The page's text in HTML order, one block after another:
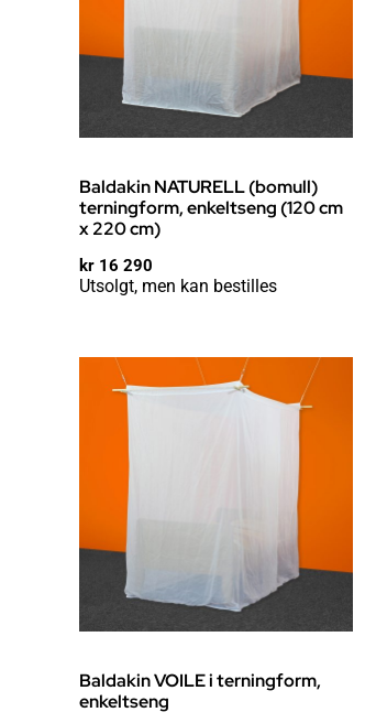
Baldakin NATURELL (bomull)
terningform, enkeltseng (120 cm
x 220 cm)
kr 16 290
Utsolgt, men kan bestilles
Baldakin VOILE i terningform,
enkeltseng